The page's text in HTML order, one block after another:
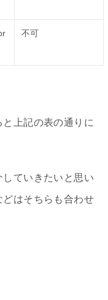
不可
上記の表の通りに
ていきたいと思い
どはそちらも合わせ